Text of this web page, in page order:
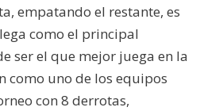
empatando el restante, es
como el principal
ser el que mejor juega en la
como uno de los equipos
con 8 derrotas,